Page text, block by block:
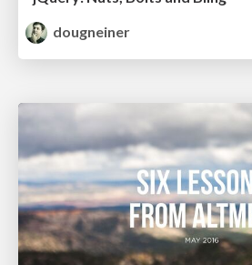
dougneiner